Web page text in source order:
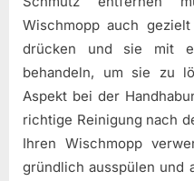
Wischmopp auch
drücken und sie mit
behandeln, um sie zu
Aspekt bei der
richtige Reinigung nach
Ihren Wischmopp
gründlich ausspülen und